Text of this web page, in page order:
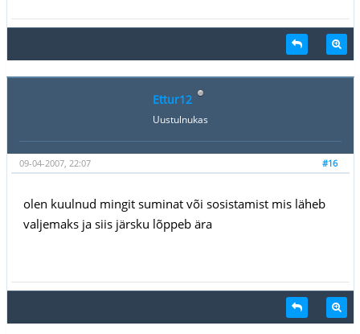
Ettur12
Uustulnukas
#16
09-04-2007, 22:07
olen kuulnud mingit suminat või sosistamist mis läheb
valjemaks ja siis järsku lõppeb ära